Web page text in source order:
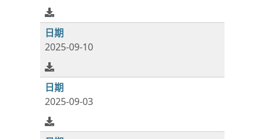
2025-09-10
2025-09-03